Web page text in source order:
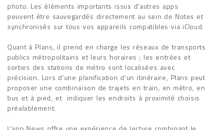
photo. Les éléments importants issus d'autres apps
peuvent être sauvegardés directement au sein de Notes et
synchronisés sur tous vos appareils compatibles via iCloud.
Quant à Plans, il prend en charge les réseaux de transports
publics métropolitains et leurs horaires ; les entrées et
sorties des stations de métro sont localisées avec
précision. Lors d'une planification d'un itinéraire, Plans peut
proposer une combinaison de trajets en train, en métro, en
bus et à pied, et indiquer les endroits à proximité choisis
préalablement.